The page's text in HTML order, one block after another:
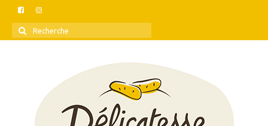
Rechercher
: